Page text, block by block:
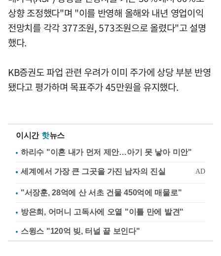
상향 조정했다"며 "이를 반영해 올해와 내년 영업이익
전망치를 각각 377조원, 573조원으로 올렸다"고 설명
했다.
KB증권도 파업 관련 우려가 이미 주가에 상당 부분 반영
됐다고 평가하며 목표주가 45만원을 유지했다.
이시간 핫뉴스
하리수 "이혼 내가 먼저 제안…아기 못 낳아 미안"
"서장훈, 28억에 산 서초 건물 450억에 매물로"
방은희, 어머니 고독사에 오열 "이틀 만에 발견"
스윙스 "120억 빚, 터널 끝 보인다"